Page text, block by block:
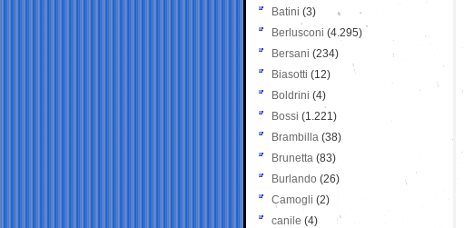
Batini (3)
Berlusconi (4.295)
Bersani (234)
Biasotti (12)
Boldrini (4)
Bossi (1.221)
Brambilla (38)
Brunetta (83)
Burlando (26)
Camogli (2)
canile (4)